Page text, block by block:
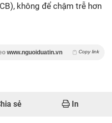
không để chậm trễ hơn
www.nguoiduatin.vn Copy link
sẻ In